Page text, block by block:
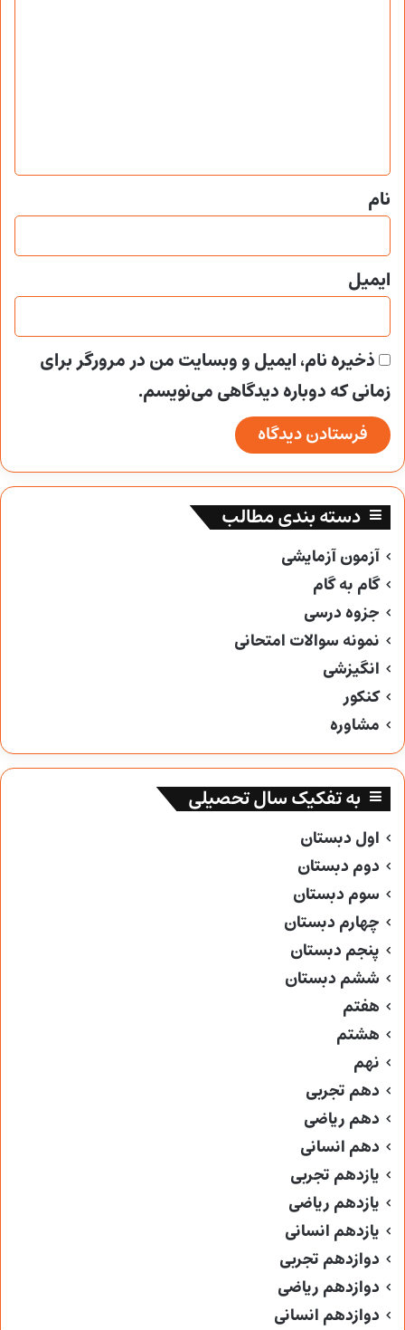
*
نام
ایمیل
ذخیره نام، ایمیل و وبسایت من در مرورگر برای
زمانی که دوباره دیدگاهی می‌نویسم.
دسته بندی مطالب
آزمون آزمایشی
گام به گام
جزوه درسی
نمونه سوالات امتحانی
انگیزشی
کنکور
مشاوره
به تفکیک سال تحصیلی
اول دبستان
دوم دبستان
سوم دبستان
چهارم دبستان
پنجم دبستان
ششم دبستان
هفتم
هشتم
نهم
دهم تجربی
دهم ریاضی
دهم انسانی
یازدهم تجربی
یازدهم ریاضی
یازدهم انسانی
دوازدهم تجربی
دوازدهم ریاضی
دوازدهم انسانی